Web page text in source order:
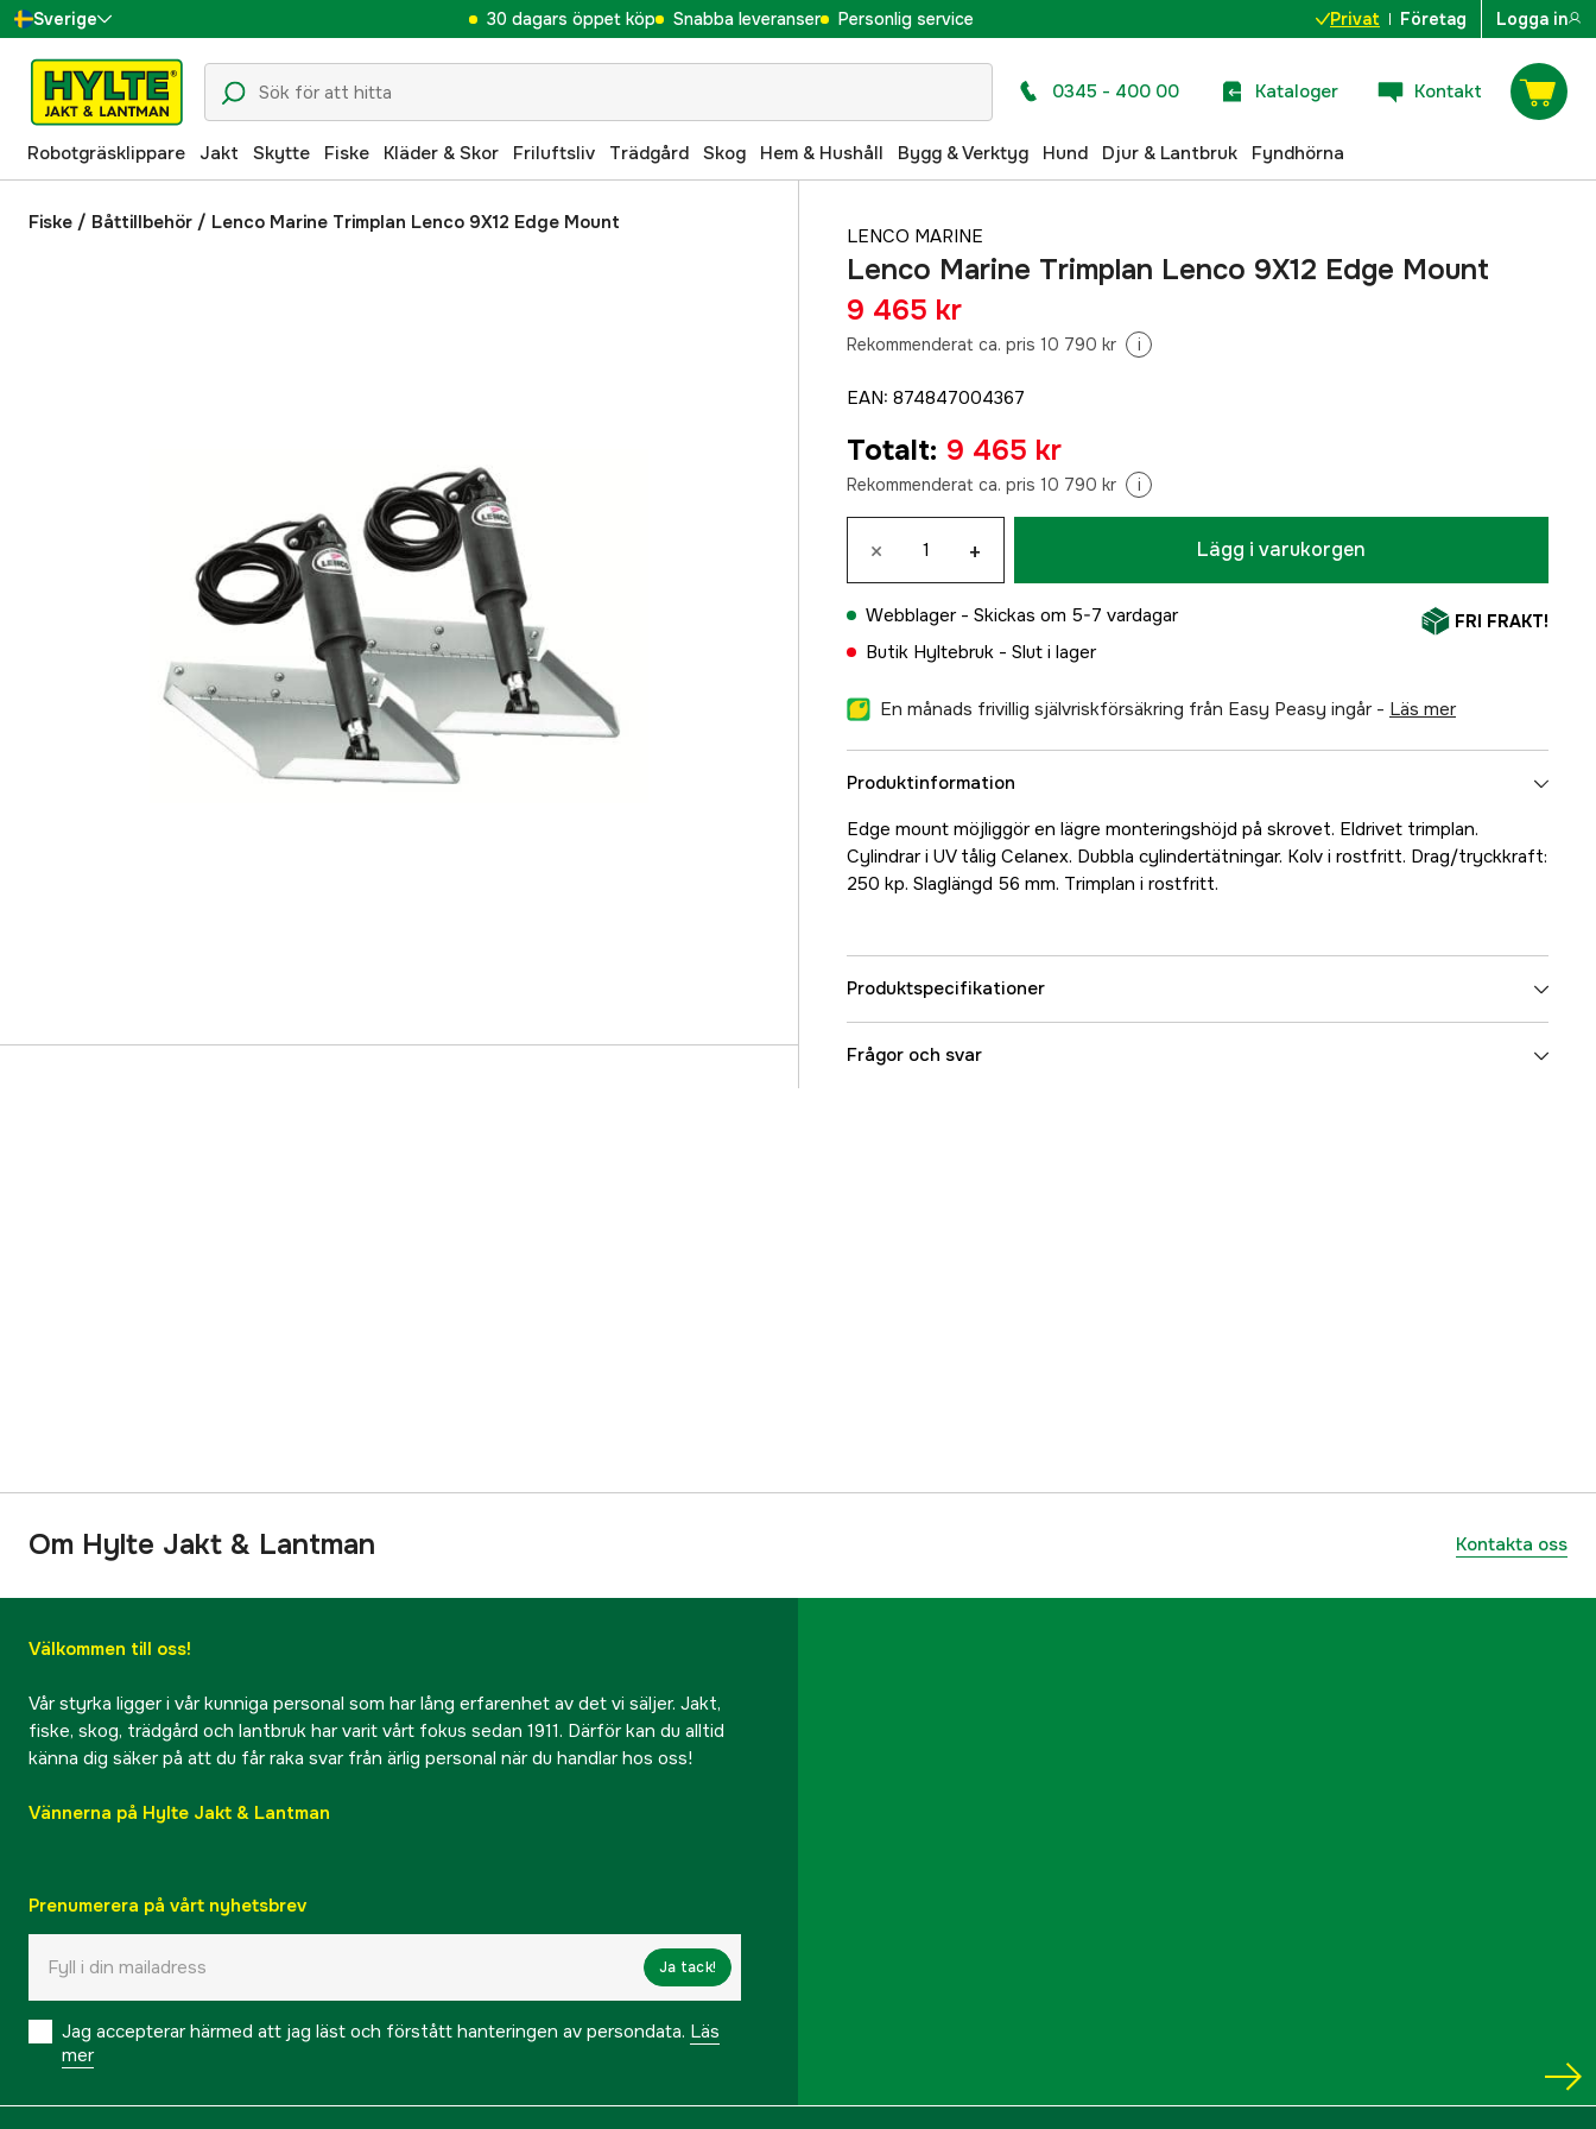
Sverige
Danmark
Suomi
Norge
Deutschland
30 dagars öppet köp Snabba leveranser Personlig service Privat Företag Logga in
0345 - 400 00 Kataloger Kontakt
Robotgräsklippare Jakt Skytte Fiske Kläder & Skor Friluftsliv Trädgård Skog Hem & Hushåll Bygg & Verktyg Hund Djur & Lantbruk Fyndhörna
Fiske / Båttillbehör / Lenco Marine Trimplan Lenco 9X12 Edge Mount
LENCO MARINE
Lenco Marine Trimplan Lenco 9X12 Edge Mount
9 465 kr
Rekommenderat ca. pris 10 790 kr i
EAN: 874847004367
Totalt: 9 465 kr
Rekommenderat ca. pris 10 790 kr i
× + Lägg i varukorgen
Webblager - Skickas om 5-7 vardagar
Butik Hyltebruk - Slut i lager
FRI FRAKT!
En månads frivillig självriskförsäkring från Easy Peasy ingår - läs mer
Produktinformation
Edge mount möjliggör en lägre monteringshöjd på skrovet. Eldrivet trimplan.
Cylindrar i UV tålig Celanex. Dubbla cylindertätningar. Kolv i rostfritt. Drag/tryckkraft:
250 kp. Slaglängd 56 mm. Trimplan i rostfritt.
Produktspecifikationer
Referensnummer
Frågor och svar
Om Hylte Jakt & Lantman Kontakta oss
Välkommen till oss!
Vår styrka ligger i vår kunniga personal som har lång erfarenhet av det vi säljer. Jakt,
fiske, skog, trädgård och lantbruk har varit vårt fokus sedan 1911. Därför kan du alltid
känna dig säker på att du får raka svar från ärlig personal när du handlar hos oss!
Vännerna på Hylte Jakt & Lantman
Prenumerera på vårt nyhetsbrev
Ja tack!
Jag accepterar härmed att jag läst och förstått hanteringen av persondata. Läs
mer